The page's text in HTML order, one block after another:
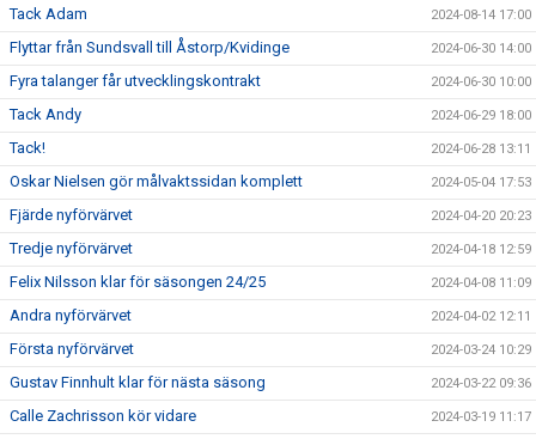
Tack Adam 2024-08-14 17:00
Flyttar från Sundsvall till Åstorp/Kvidinge 2024-06-30 14:00
Fyra talanger får utvecklingskontrakt 2024-06-30 10:00
Tack Andy 2024-06-29 18:00
Tack! 2024-06-28 13:11
Oskar Nielsen gör målvaktssidan komplett 2024-05-04 17:53
Fjärde nyförvärvet 2024-04-20 20:23
Tredje nyförvärvet 2024-04-18 12:59
Felix Nilsson klar för säsongen 24/25 2024-04-08 11:09
Andra nyförvärvet 2024-04-02 12:11
Första nyförvärvet 2024-03-24 10:29
Gustav Finnhult klar för nästa säsong 2024-03-22 09:36
Calle Zachrisson kör vidare 2024-03-19 11:17